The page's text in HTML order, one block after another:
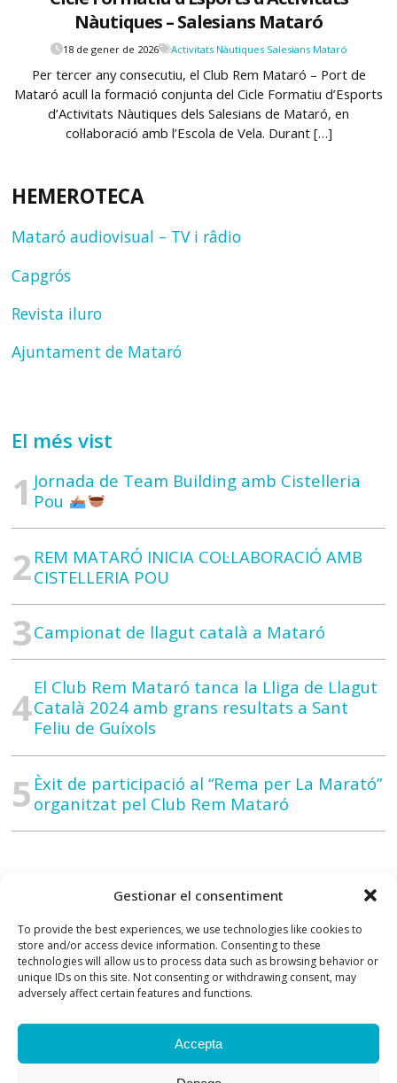
Gestionar el consentiment
To provide the best experiences, we use technologies like cookies to
store and/or access device information. Consenting to these
technologies will allow us to process data such as browsing behavior or
unique IDs on this site. Not consenting or withdrawing consent, may
adversely affect certain features and functions.
Accepta
Nàutiques – Salesians Mataró
18 de gener de 2026 Activitats Nàutiques Salesians Mataró
Per tercer any consecutiu, el Club Rem Mataró – Port de
Mataró acull la formació conjunta del Cicle Formatiu d’Esports
d’Activitats Nàutiques dels Salesians de Mataró, en
col·laboració amb l’Escola de Vela. Durant […]
HEMEROTECA
Mataró audiovisual – TV i râdio
Capgrós
Revista iluro
Ajuntament de Mataró
El més vist
Jornada de Team Building amb Cistelleria
Pou
REM MATARÓ INICIA COL·LABORACIÓ AMB
CISTELLERIA POU
Campionat de llagut català a Mataró
El Club Rem Mataró tanca la Lliga de Llagut
Català 2024 amb grans resultats a Sant
Feliu de Guíxols
Èxit de participació al “Rema per La Marató”
organitzat pel Club Rem Mataró
Contacte
Previsió del temps